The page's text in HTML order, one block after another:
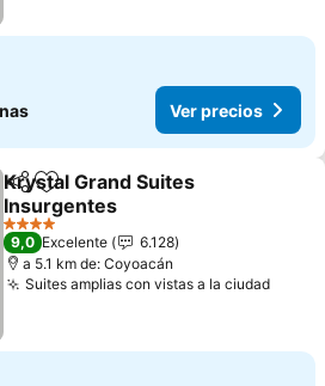
Ver precios
CompartirAgregar a favoritos
Krystal Grand Suites
Insurgentes
Ver precios
4 Estrellas
9,0 Excelente
6.128
a 5.1 km de: Coyoacán
Suites amplias con vistas a la ciudadVer